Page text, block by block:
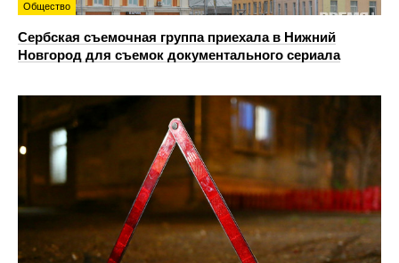
Общество
Сербская съемочная группа приехала в Нижний
Новгород для съемок документального сериала